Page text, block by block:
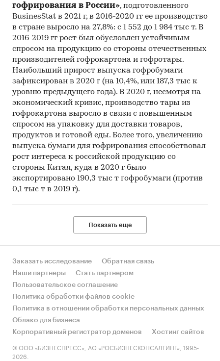
гофрирования в России», подготовленного
BusinesStat в 2021 г, в 2016-2020 гг ее производство
в стране выросло на 27,8%: с 1 552 до 1 984 тыс т. В
2016-2019 гг рост был обусловлен устойчивым
спросом на продукцию со стороны отечественных
производителей гофрокартона и гофротары.
Наибольший прирост выпуска гофробумаги
зафиксирован в 2020 г (на 10,4%, или 187,3 тыс к
уровню предыдущего года). В 2020 г, несмотря на
экономический кризис, производство тары из
гофрокартона выросло в связи с повышенным
спросом на упаковку для доставки товаров,
продуктов и готовой еды. Более того, увеличению
выпуска бумаги для гофрирования способствовал
рост интереса к российской продукцию со
стороны Китая, куда в 2020 г было
экспортировано 190,3 тыс т гофробумаги (против
0,1 тыс т в 2019 г).
Показать еще
Заказать исследование
Обратная связь
Наши партнеры
Стать партнером
Пользовательское соглашение
Политика обработки файлов cookie
Политика в отношении обработки персональных данных
Облако для бизнеса
Корпоративный регистратор доменов
Хостинг сайтов
© ООО «БИЗНЕСПРЕСС», АО «РОСБИЗНЕСКОНСАЛТИНГ», 1995-
2026.